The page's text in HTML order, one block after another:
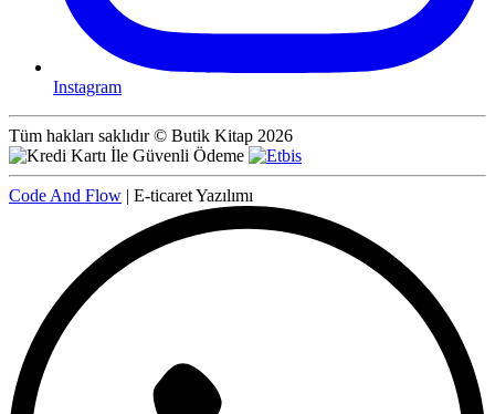
Instagram
Tüm hakları saklıdır © Butik Kitap 2026
Code And Flow | E-ticaret Yazılımı